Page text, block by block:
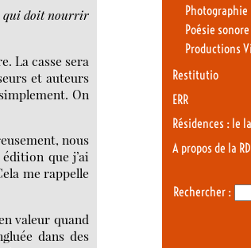
qui doit nourrir
La casse sera
et auteurs
On
nous
que j’ai
me rappelle
valeur quand
dans des
Photographie
Poésie sonore
Productions
Restitutio
ERR
Résidences : le
A propos de la
Rechercher :